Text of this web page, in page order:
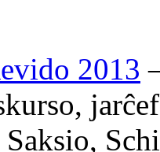
2013